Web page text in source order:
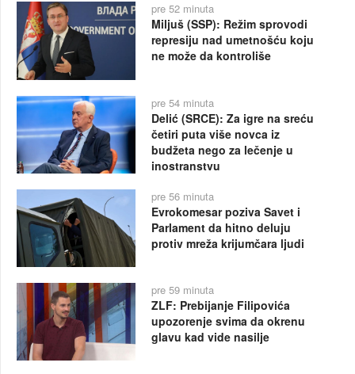
pre 52 minuta
Miljuš (SSP): Režim sprovodi
represiju nad umetnošću koju
ne može da kontroliše
pre 54 minuta
Delić (SRCE): Za igre na sreću
četiri puta više novca iz
budžeta nego za lečenje u
inostranstvu
pre 56 minuta
Evrokomesar poziva Savet i
Parlament da hitno deluju
protiv mreža krijumčara ljudi
pre 59 minuta
ZLF: Prebijanje Filipovića
upozorenje svima da okrenu
glavu kad vide nasilje